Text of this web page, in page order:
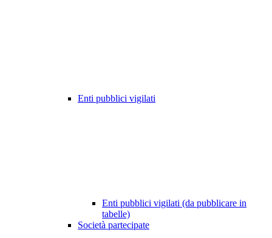
Enti pubblici vigilati
Enti pubblici vigilati (da pubblicare in
tabelle)
Società partecipate